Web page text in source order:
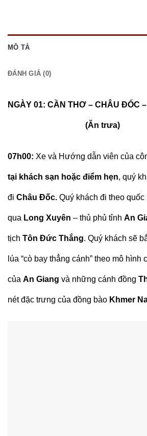
MÔ TẢ
ĐÁNH GIÁ (0)
NGÀY 01: CẦN THƠ – CHÂU
(Ăn trưa)
07h00: Xe và Hướng dẫn viên của
tại khách sạn hoặc điểm hẹn, quý
đi Châu Đốc. Quý khách đi theo quốc
qua Long Xuyên – thủ phủ tỉnh An
tịch Tôn Đức Thắng. Quý khách sẽ
lúa “cò bay thẳng cánh” theo mô hình
của An Giang và những cánh đồng
nét đặc trưng của đồng bào Khmer